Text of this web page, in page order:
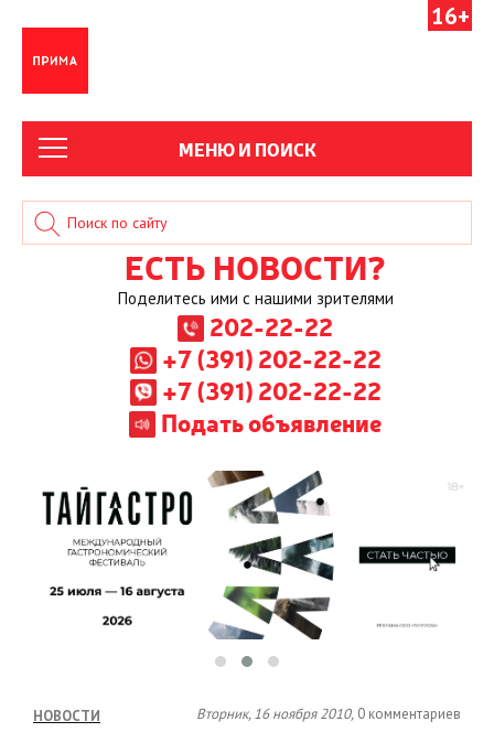
16+
МЕНЮ И ПОИСК
ЕСТЬ НОВОСТИ?
Поделитесь ими с нашими зрителями
202-22-22
+7 (391) 202-22-22
+7 (391) 202-22-22
Подать объявление
НОВОСТИ Вторник, 16 ноября 2010, 0 комментариев